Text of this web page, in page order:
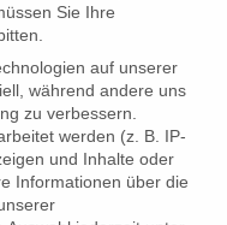
Sie Ihre
auf unserer
während andere uns
zu verbessern.
werden (z. B. IP-
und Inhalte oder
Informationen über die